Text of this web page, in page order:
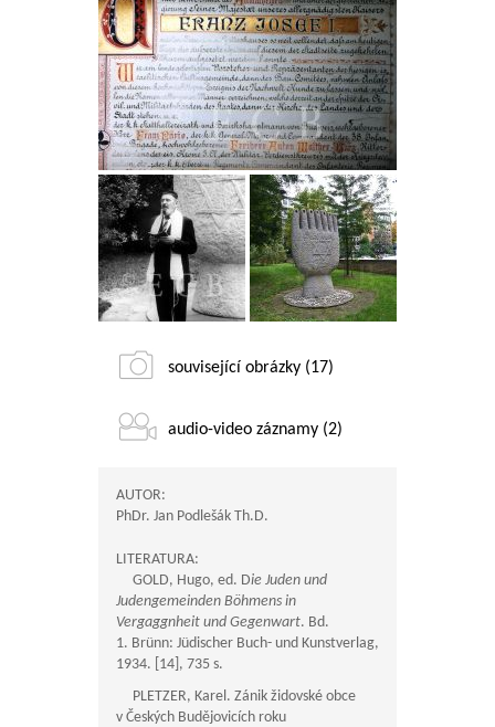
související obrázky (17)
audio-video záznamy (2)
AUTOR:
PhDr. Jan Podlešák Th.D.
LITERATURA:
GOLD, Hugo, ed. Die Juden und
Judengemeinden Böhmens in
Vergaggnheit und Gegenwart. Bd.
1. Brünn: Jüdischer Buch- und Kunstverlag,
1934. [14], 735 s.
PLETZER, Karel. Zánik židovské obce
v Českých Budějovicích roku